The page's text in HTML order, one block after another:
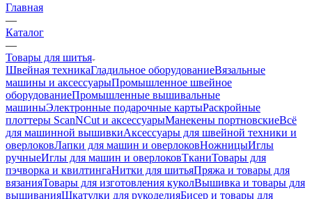
Главная
—
Каталог
—
Товары для шитья
Швейная техникаГладильное оборудованиеВязальные
машины и аксессуарыПромышленное швейное
оборудованиеПромышленные вышивальные
машиныЭлектронные подарочные картыРаскройные
плоттеры ScanNCut и аксессуарыМанекены портновскиеВсё
для машинной вышивкиАксессуары для швейной техники и
оверлоковЛапки для машин и оверлоковНожницыИглы
ручныеИглы для машин и оверлоковТканиТовары для
пэчворка и квилтингаНитки для шитьяПряжа и товары для
вязанияТовары для изготовления куколВышивка и товары для
вышиванияШкатулки для рукоделияБисер и товары для